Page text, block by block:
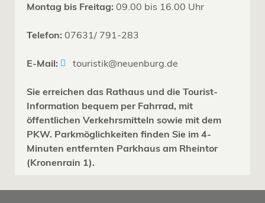
Montag bis Freitag: 09.00 bis 16.00 Uhr
Telefon: 07631/ 791-283
E-Mail: touristik@neuenburg.de
Sie erreichen das Rathaus und die Tourist-
Information bequem per Fahrrad, mit
öffentlichen Verkehrsmitteln sowie mit dem
PKW. Parkmöglichkeiten finden Sie im 4-
Minuten entfernten Parkhaus am Rheintor
(Kronenrain 1).